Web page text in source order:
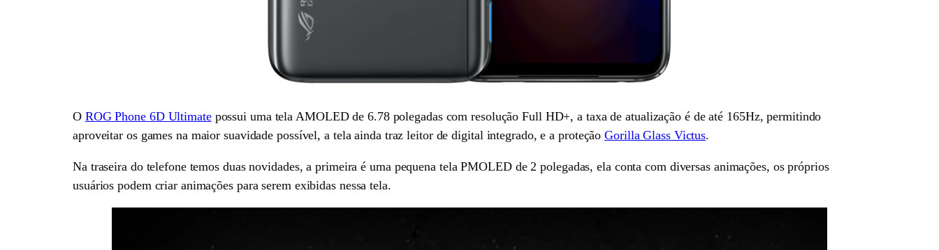
O ROG Phone 6D Ultimatepossui uma tela AMOLED de 6.78 polegadas com resolução Full HD+, a taxa de atualização é de até 165Hz, permitindo
aproveitar os games na maior suavidade possível, a tela ainda traz leitor de digital integrado, e a proteçãoGorilla Glass Victus.
Na traseira do telefone temos duas novidades, a primeira é uma pequena tela PMOLED de 2 polegadas, ela conta com diversas animações, os próprios
usuários podem criar animações para serem exibidas nessa tela.